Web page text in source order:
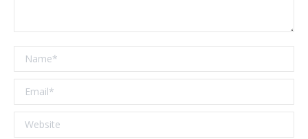
Name *
Email *
Website